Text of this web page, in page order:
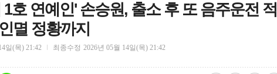
호 연예인' 손승원, 출소 후 또 음주운전 적
멸 정황까지
일(목) 21:42 최종수정 2026년 05월 14일(목) 21:42